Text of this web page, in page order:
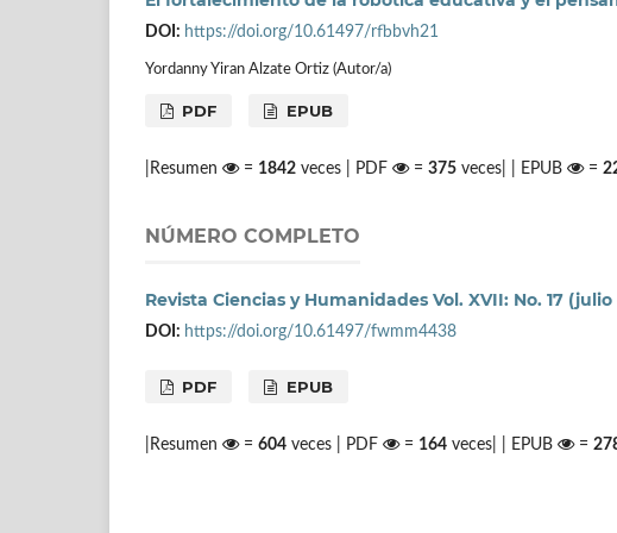
DOI: https://doi.org/10.61497/rfbbvh21
Yordanny Yiran Alzate Ortiz (Autor/a)
PDF EPUB
|Resumen = 1842 veces | PDF = 375 veces| | EPUB =
NÚMERO COMPLETO
Revista Ciencias y Humanidades Vol. XVII: No. 17
DOI: https://doi.org/10.61497/fwmm4438
PDF EPUB
|Resumen = 604 veces | PDF = 164 veces| | EPUB =